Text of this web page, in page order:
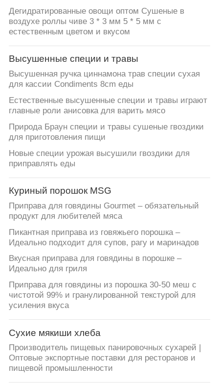
Дегидратированные овощи оптом Сушеные в
воздухе роллы чиве 3 * 3 мм 5 * 5 мм с
естественным цветом и вкусом
Высушенные специи и травы
Высушенная ручка циннамона трав специи сухая
для кассии Condiments 8cm еды
Естественные высушенные специи и травы играют
главные роли анисовка для варить мясо
Природа Браун специи и травы сушеные гвоздики
для приготовления пищи
Новые специи урожая высушили гвоздики для
приправлять еды
Куриный порошок MSG
Приправа для говядины Gourmet – обязательный
продукт для любителей мяса
Пикантная приправа из говяжьего порошка –
Идеально подходит для супов, рагу и маринадов
Вкусная приправа для говядины в порошке –
Идеально для гриля
Приправа для говядины из порошка 30-50 меш с
чистотой 99% и гранулированной текстурой для
усиления вкуса
Сухие мякиши хлеба
Производитель пищевых панировочных сухарей |
Оптовые экспортные поставки для ресторанов и
пищевой промышленности